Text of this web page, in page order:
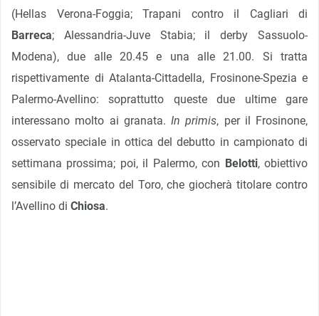
(Hellas Verona-Foggia; Trapani contro il Cagliari di
Barreca; Alessandria-Juve Stabia; il derby Sassuolo-
Modena), due alle 20.45 e una alle 21.00. Si tratta
rispettivamente di Atalanta-Cittadella, Frosinone-Spezia e
Palermo-Avellino: soprattutto queste due ultime gare
interessano molto ai granata. In primis, per il Frosinone,
osservato speciale in ottica del debutto in campionato di
settimana prossima; poi, il Palermo, con Belotti, obiettivo
sensibile di mercato del Toro, che giocherà titolare contro
l’Avellino di Chiosa.